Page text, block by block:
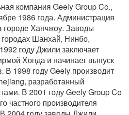
компания Geely Group Co.,
1986 года. Администрация
Ханчжоу. Заводы
Шанхай, Нинбо,
году Джили заключает
Хонда и начинает выпуск
В 1998 году Geely производит
разработанный
В 2001 году Geely Group Co
частного производителя